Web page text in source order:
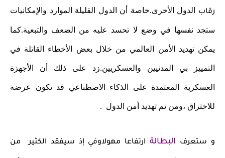
رقاب الدول الأخرى.خاصة أن الدول القليلة الموارد والإمكانيات
ستجد نفسها في وضع لا تحسد عليه من الضعف والتبعية.كما
يمكن تهديد الأمن العالمي من خلال بعض الأخطاء القاتلة في
التمييز بي المدنيين والعسكريين.زد على ذلك أن الأجهزة
العسكرية المعتمدة على الذكاء الاصطناعي قد تكون عرضة
للاختراق ،ومن تم تهديد أمن الدول .
و ستعرف البطالةارتفاعا مهولاوفي إذ سيفقد الكثير من